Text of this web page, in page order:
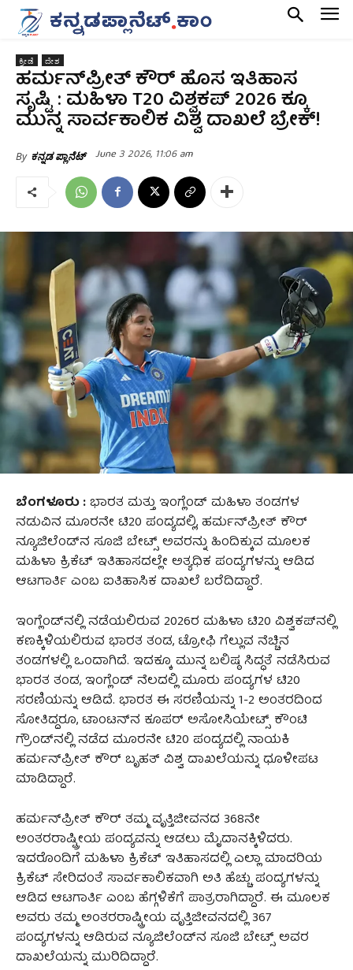
ಕ್ರೀಡೆ ದೇಶ
ಹರ್ಮನ್‌ಪ್ರೀತ್ ಕೌರ್ ಹೊಸ ಇತಿಹಾಸ
ಸೃಷ್ಟಿ : ಮಹಿಳಾ T20 ವಿಶ್ವಕಪ್ 2026 ಕ್ಕೂ
ಮುನ್ನ ಸಾರ್ವಕಾಲಿಕ ವಿಶ್ವ ದಾಖಲೆ ಬ್ರೇಕ್!
By ಕನ್ನಡ ಪ್ಲಾನೆಟ್ June 3 2026, 11:06 am
ಬೆಂಗಳೂರು :ಭಾರತ ಮತ್ತು ಇಂಗ್ಲೆಂಡ್ ಮಹಿಳಾ ತಂಡಗಳ
ನಡುವಿನ ಮೂರನೇ ಟಿ20 ಪಂದ್ಯದಲ್ಲಿ, ಹರ್ಮನ್‌ಪ್ರೀತ್ ಕೌರ್
ನ್ಯೂಜಿಲೆಂಡ್‌ನ ಸೂಜಿ ಬೇಟ್ಸ್ ಅವರನ್ನು ಹಿಂದಿಕ್ಕುವ ಮೂಲಕ
ಮಹಿಳಾ ಕ್ರಿಕೆಟ್ ಇತಿಹಾಸದಲ್ಲೇ ಅತ್ಯಧಿಕ ಪಂದ್ಯಗಳನ್ನು ಆಡಿದ
ಆಟಗಾರ್ತಿ ಎಂಬ ಐತಿಹಾಸಿಕ ದಾಖಲೆ ಬರೆದಿದ್ದಾರೆ.
ಇಂಗ್ಲೆಂಡ್‌ನಲ್ಲಿ ನಡೆಯಲಿರುವ 2026ರ ಮಹಿಳಾ ಟಿ20 ವಿಶ್ವಕಪ್‌ನಲ್ಲಿ
ಕಣಕ್ಕಿಳಿಯಲಿರುವ ಭಾರತ ತಂಡ, ಟ್ರೋಫಿ ಗೆಲ್ಲುವ ನೆಚ್ಚಿನ
ತಂಡಗಳಲ್ಲಿ ಒಂದಾಗಿದೆ. ಇದಕ್ಕೂ ಮುನ್ನ ಬಲಿಷ್ಠ ಸಿದ್ಧತೆ ನಡೆಸಿರುವ
ಭಾರತ ತಂಡ, ಇಂಗ್ಲೆಂಡ್ ನೆಲದಲ್ಲಿ ಮೂರು ಪಂದ್ಯಗಳ ಟಿ20
ಸರಣಿಯನ್ನು ಆಡಿದೆ. ಭಾರತ ಈ ಸರಣಿಯನ್ನು 1-2 ಅಂತರದಿಂದ
ಸೋತಿದ್ದರೂ, ಟಾಂಟನ್‌ನ ಕೂಪರ್ ಅಸೋಸಿಯೇಟ್ಸ್ ಕೌಂಟಿ
ಗ್ರೌಂಡ್‌ನಲ್ಲಿ ನಡೆದ ಮೂರನೇ ಟಿ20 ಪಂದ್ಯದಲ್ಲಿ ನಾಯಕಿ
ಹರ್ಮನ್‌ಪ್ರೀತ್ ಕೌರ್ ಬೃಹತ್ ವಿಶ್ವ ದಾಖಲೆಯನ್ನು ಧೂಳೀಪಟ
ಮಾಡಿದ್ದಾರೆ.
ಹರ್ಮನ್‌ಪ್ರೀತ್ ಕೌರ್ ತಮ್ಮ ವೃತ್ತಿಜೀವನದ 368ನೇ
ಅಂತರರಾಷ್ಟ್ರೀಯ ಪಂದ್ಯವನ್ನು ಆಡಲು ಮೈದಾನಕ್ಕಿಳಿದರು.
ಇದರೊಂದಿಗೆ ಮಹಿಳಾ ಕ್ರಿಕೆಟ್ ಇತಿಹಾಸದಲ್ಲಿ ಎಲ್ಲಾ ಮಾದರಿಯ
ಕ್ರಿಕೆಟ್ ಸೇರಿದಂತೆ ಸಾರ್ವಕಾಲಿಕವಾಗಿ ಅತಿ ಹೆಚ್ಚು ಪಂದ್ಯಗಳನ್ನು
ಆಡಿದ ಆಟಗಾರ್ತಿ ಎಂಬ ಹೆಗ್ಗಳಿಕೆಗೆ ಪಾತ್ರರಾಗಿದ್ದಾರೆ. ಈ ಮೂಲಕ
ಅವರು ತಮ್ಮ ಅಂತರರಾಷ್ಟ್ರೀಯ ವೃತ್ತಿಜೀವನದಲ್ಲಿ 367
ಪಂದ್ಯಗಳನ್ನು ಆಡಿರುವ ನ್ಯೂಜಿಲೆಂಡ್‌ನ ಸೂಜಿ ಬೇಟ್ಸ್ ಅವರ
ದಾಖಲೆಯನ್ನು ಮುರಿದಿದ್ದಾರೆ.